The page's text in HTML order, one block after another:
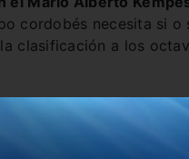
cordobés necesita si
clasificación a los
perdido el fin de semana
pero aún así
su cabeza en el